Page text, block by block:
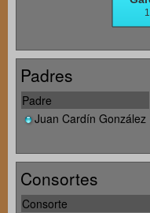
Padres
Padre
Juan Cardín González
Consortes
Consorte